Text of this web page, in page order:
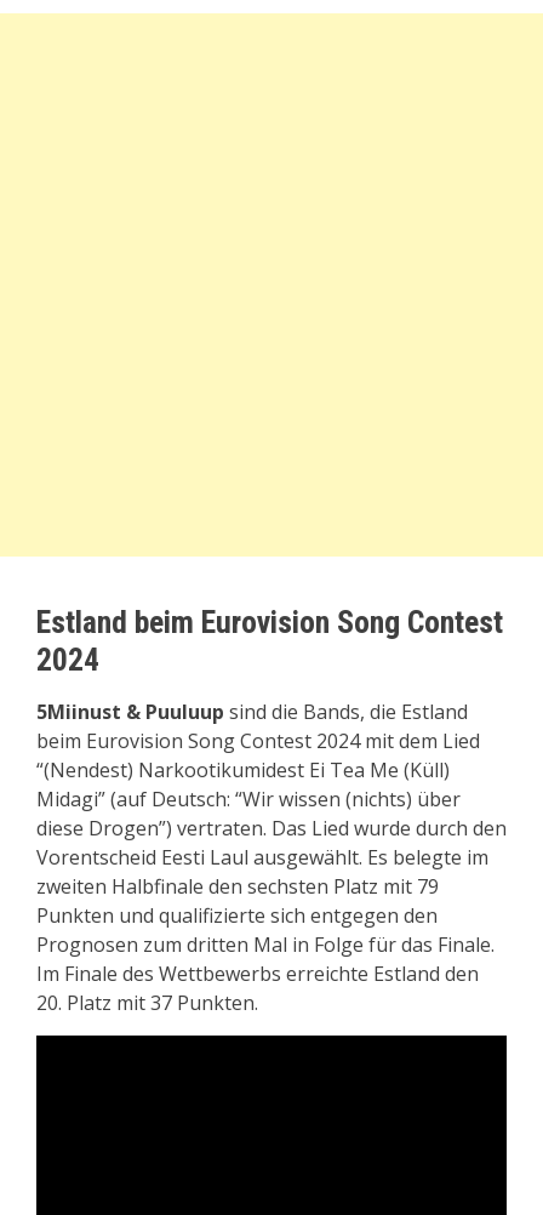
Estland beim Eurovision Song Contest
2024
5Miinust & Puuluup sind die Bands, die Estland
beim Eurovision Song Contest 2024 mit dem Lied
“(Nendest) Narkootikumidest Ei Tea Me (Küll)
Midagi” (auf Deutsch: “Wir wissen (nichts) über
diese Drogen”) vertraten. Das Lied wurde durch den
Vorentscheid Eesti Laul ausgewählt. Es belegte im
zweiten Halbfinale den sechsten Platz mit 79
Punkten und qualifizierte sich entgegen den
Prognosen zum dritten Mal in Folge für das Finale.
Im Finale des Wettbewerbs erreichte Estland den
20. Platz mit 37 Punkten.